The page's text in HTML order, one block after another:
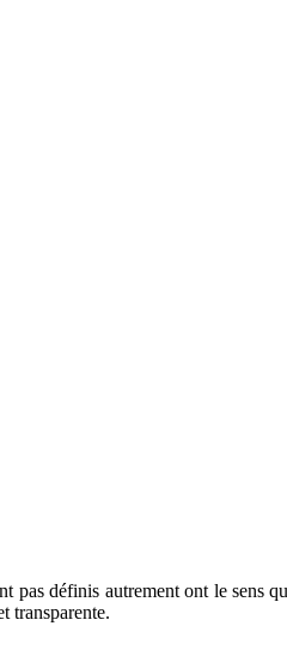
pas définis autrement ont le sens
transparente.